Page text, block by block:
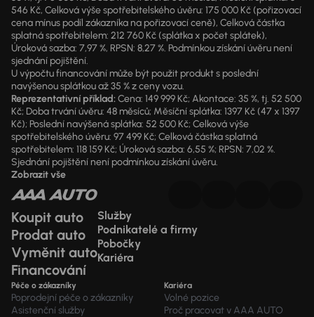
546 Kč, Celková výše spotřebitelského úvěru: 175 000 Kč (pořizovací
cena mínus podíl zákazníka na pořizovací ceně), Celková částka
splatná spotřebitelem: 212 760 Kč (splátka x počet splátek),
Úroková sazba: 7,97 %, RPSN: 8,27 %. Podmínkou získání úvěru není
sjednání pojištění.
U výpočtu financování může být použit produkt s poslední
navýšenou splátkou až 35 % z ceny vozu.
Reprezentativní příklad:Cena: 149 999 Kč; Akontace: 35 %, tj. 52 500
Kč; Doba trvání úvěru: 48 měsíců; Měsíční splátka: 1397 Kč (47 x 1397
Kč); Poslední navýšená splátka: 52 500 Kč; Celková výše
spotřebitelského úvěru: 97 499 Kč; Celková částka splatná
spotřebitelem: 118 159 Kč; Úroková sazba: 6,55 %; RPSN: 7,02 %.
Sjednání pojištění není podmínkou získání úvěru.
Zobrazit vše
Koupit auto
Prodat auto
Vyměnit auto
Financování
Služby
Podnikatelé a firmy
Pobočky
Kariéra
Péče o zákazníky
Poprodejní péče o zákazníky
Asistenční služby
Kariéra
Volné pozice
Proč pracovat v AAA AUTO